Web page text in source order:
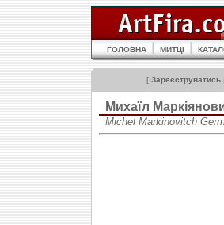
ГОЛОВНА МИТЦІ
[ Зареєструватись
Михаїл
Michel Markinovitch